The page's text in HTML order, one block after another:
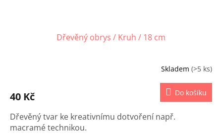
Dřevěný obrys / Kruh / 18 cm
Skladem (>5 ks)
40 Kč Do košíku
Dřevěný tvar ke kreativnímu dotvoření např.
macramé technikou.